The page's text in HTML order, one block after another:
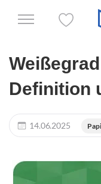
Definition
14.06.2025